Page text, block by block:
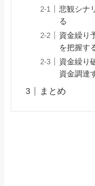
悲観シナ
る
資金繰り
を把握す
資金繰り
資金調達
まとめ